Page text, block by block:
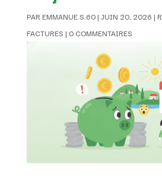
PAREMMANUE.S.60| JUIN 20, 2026 |
FACTURES | 0 COMMENTAIRES